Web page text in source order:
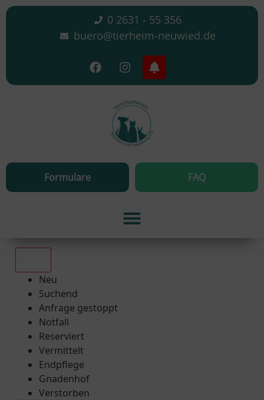
0 2631 - 55 356
buero@tierheim-neuwied.de
Formulare FAQ
Neu
Suchend
Anfrage gestoppt
Notfall
Reserviert
Vermittelt
Endpflege
Gnadenhof
Verstorben